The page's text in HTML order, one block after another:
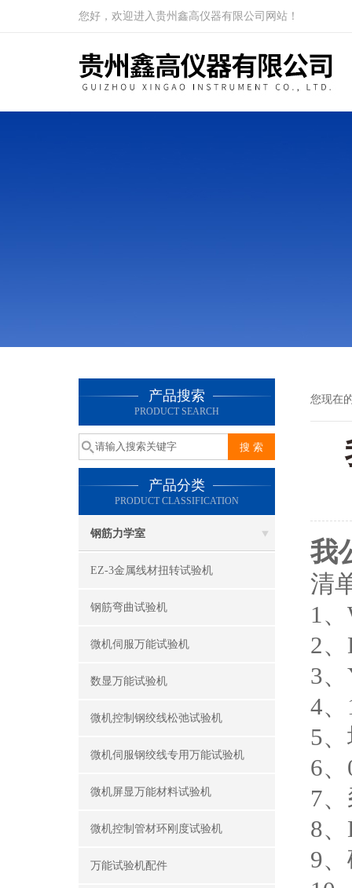
您好，欢迎进入贵州鑫高仪器有限公司网站！
产品搜索
PRODUCT SEARCH
产品分类
PRODUCT CLASSIFICATION
钢筋力学室
EZ-3金属线材扭转试验机
钢筋弯曲试验机
微机伺服万能试验机
数显万能试验机
微机控制钢绞线松弛试验机
微机伺服钢绞线专用万能试验机
微机屏显万能材料试验机
微机控制管材环刚度试验机
万能试验机配件
您现在
我
清
1
2
3、
4
5
6
7
8
9